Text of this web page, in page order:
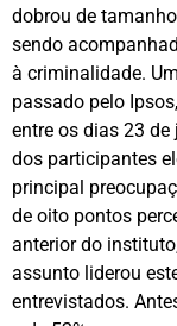
dobrou de
sendo
à criminalidade.
passado pelo
entre os dias 23 de
dos participantes
principal
de oito pontos
anterior do
assunto liderou
entrevistados.